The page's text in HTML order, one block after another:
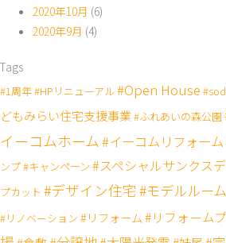
2020年10月 (6)
2020年9月 (4)
Tags
#1周年#HPリニューアル#Open House
どもみらい住宅支援事業#ふれあいの森公園
イーコムホーム#イーコムリフォーム
ンプ#キャンペーン#スペシャルサンクス
プカット #デザイン住宅 #モデルルーム
#リノベーション #リフォーム#リフォーム